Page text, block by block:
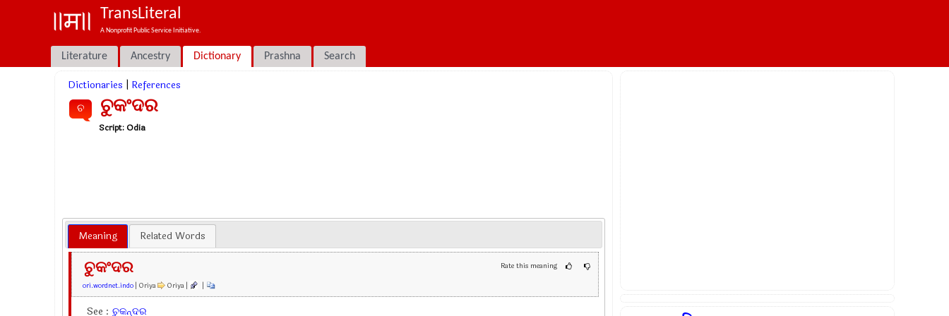
TransLiteral
A Nonprofit Public Service Initiative.
Literature Ancestry Dictionary Prashna Search
Dictionaries References
ଚ ଚୁକଂଦର
Script: Odia
Meaning Related Words
Rate this meaning
ଚୁକଂଦର
ori.wordnet.indo| Oriya Oriya | |
See : ଚୁକନ୍ଦର